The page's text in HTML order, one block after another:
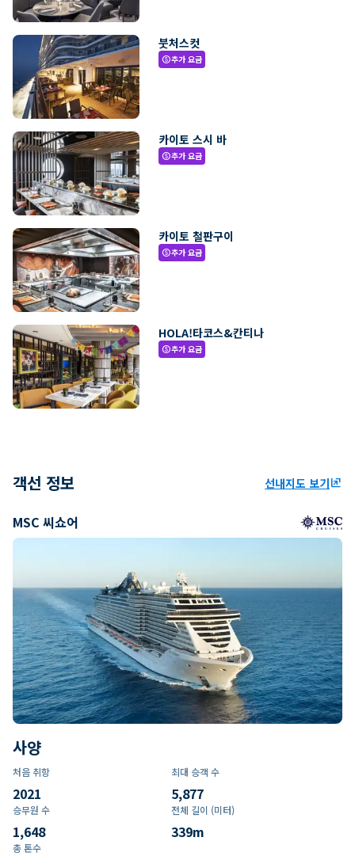
붓처스컷
paid추가 요금
카이토 스시 바
paid추가 요금
카이토 철판구이
paid추가 요금
HOLA!타코스&칸티나
paid추가 요금
객선 정보 선내지도 보기ungroup
MSC 씨쇼어
사양
처음 취항
2021
최대 승객 수
5,877
승무원 수
1,648
전체 길이 (미터)
339m
총 톤수